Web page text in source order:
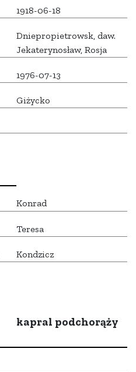
1918-06-18
Dniepropietrowsk, daw.
Jekaterynosław, Rosja
1976-07-13
Giżycko
Konrad
Teresa
Kondzicz
kapral podchorąży